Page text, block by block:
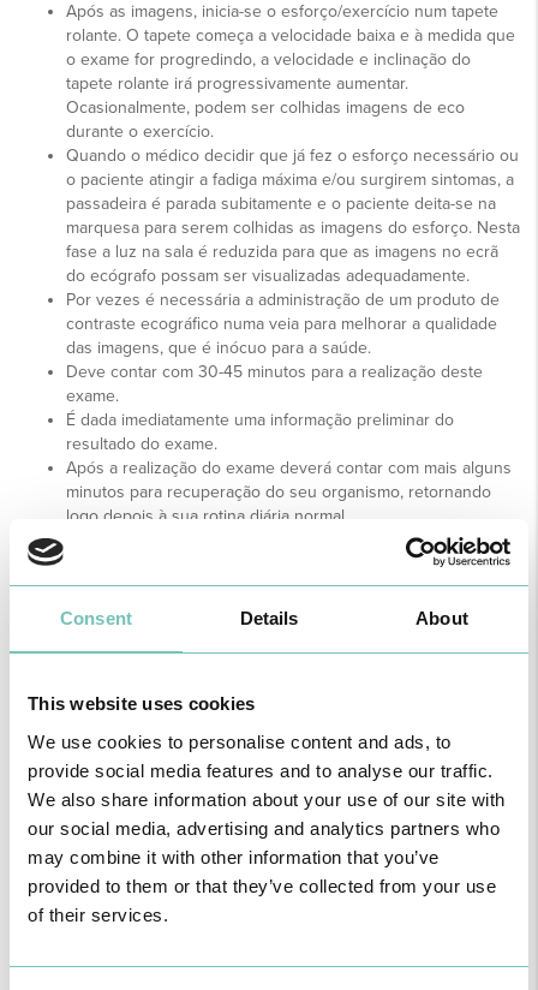
Consent Details About
This website uses cookies
We use cookies to personalise content and ads, to
provide social media features and to analyse our traffic.
We also share information about your use of our site with
our social media, advertising and analytics partners who
may combine it with other information that you’ve
provided to them or that they’ve collected from your use
of their services.
Após as imagens, inicia-se o esforço/exercício num tapete
rolante. O tapete começa a velocidade baixa e à medida que
o exame for progredindo, a velocidade e inclinação do
tapete rolante irá progressivamente aumentar.
Ocasionalmente, podem ser colhidas imagens de eco
durante o exercício.
Quando o médico decidir que já fez o esforço necessário ou
o paciente atingir a fadiga máxima e/ou surgirem sintomas, a
passadeira é parada subitamente e o paciente deita-se na
marquesa para serem colhidas as imagens do esforço. Nesta
fase a luz na sala é reduzida para que as imagens no ecrã
do ecógrafo possam ser visualizadas adequadamente.
Por vezes é necessária a administração de um produto de
contraste ecográfico numa veia para melhorar a qualidade
das imagens, que é inócuo para a saúde.
Deve contar com 30-45 minutos para a realização deste
exame.
É dada imediatamente uma informação preliminar do
resultado do exame.
Após a realização do exame deverá contar com mais alguns
minutos para recuperação do seu organismo, retornando
logo depois à sua rotina diária normal.
Benefícios
prova de esforço convencional. No entanto, mesmo com um exame
tecnicamente adequado, pode raramente falhar lesões e
Tem a vantagem quando comparada com a Cintigrafia, com a
AngioTC coronária e com a Ressonância, de não utilizar radiação.
Existem riscos?
Trata-se de um exame seguro - o risco deste exame existe,
mas é pequeno, sendo comparável ao de qualquer esforço
mais vigoroso.
Os ultrassons são inócuos para a saúde.
As complicações relacionadas com o esforço são raras e